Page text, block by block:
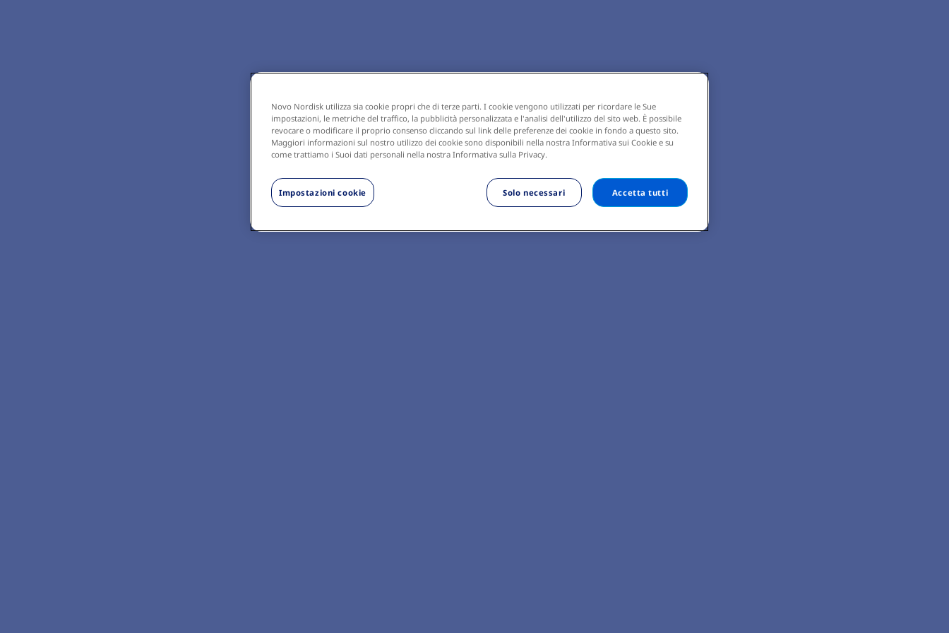
Novo Nordisk utilizza sia cookie propri che di terze parti. I cookie vengono utilizzati per ricordare le Sue
impostazioni, le metriche del traffico, la pubblicità personalizzata e l'analisi dell'utilizzo del sito web. È possibile
revocare o modificare il proprio consenso cliccando sul link delle preferenze dei cookie in fondo a questo sito.
Maggiori informazioni sul nostro utilizzo dei cookie sono disponibili nella nostra Informativa sui Cookie e su
come trattiamo i Suoi dati personali nella nostra Informativa sulla Privacy.
Impostazioni cookie Solo necessari Accetta tutti